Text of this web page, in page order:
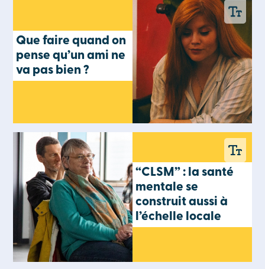
Que faire quand on
pense qu’un ami ne
va pas bien ?
“CLSM” : la santé
mentale se
construit aussi à
l’échelle locale